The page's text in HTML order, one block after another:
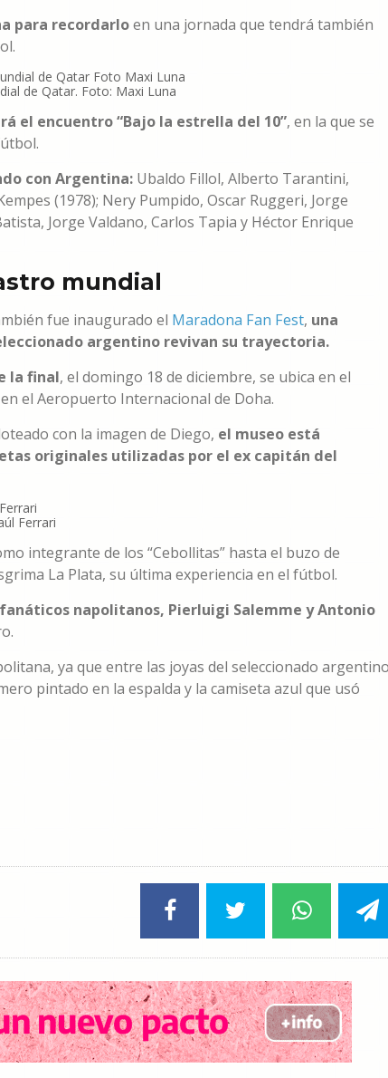
para recordarloen una jornada que tendrá también
de Qatar. Foto: Maxi Luna
el encuentro “Bajo la estrella del 10”, en la que se
con Argentina: Ubaldo Fillol, Alberto Tarantini,
(1978); Nery Pumpido, Oscar Ruggeri, Jorge
Jorge Valdano, Carlos Tapia y Héctor Enrique
mundial
fue inaugurado el Maradona Fan Fest, una
argentino revivan su trayectoria.
la final, el domingo 18 de diciembre, se ubica en el
el Aeropuerto Internacional de Doha.
con la imagen de Diego, el museo está
originales utilizadas por el ex capitán del
Ferrari
integrante de los “Cebollitas” hasta el buzo de
La Plata, su última experiencia en el fútbol.
napolitanos, Pierluigi Salemme y Antonio
ya que entre las joyas del seleccionado
pintado en la espalda y la camiseta azul que usó